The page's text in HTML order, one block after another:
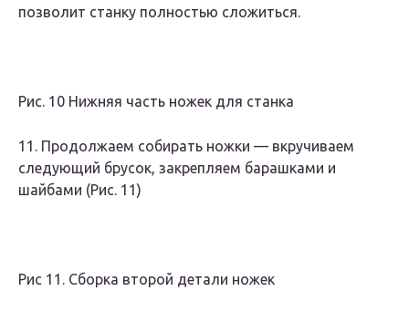
позволит станку полностью сложиться.
Рис. 10 Нижняя часть ножек для станка
11. Продолжаем собирать ножки — вкручиваем
следующий брусок, закрепляем барашками и
шайбами (Рис. 11)
Рис 11. Сборка второй детали ножек